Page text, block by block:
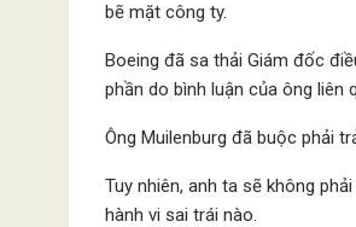
bẽ mặt công ty.
Boeing đã sa thải Giám đốc
phần do bình luận của ông liên
Ông Muilenburg đã buộc phải
Tuy nhiên, anh ta sẽ không
hành vi sai trái nào.